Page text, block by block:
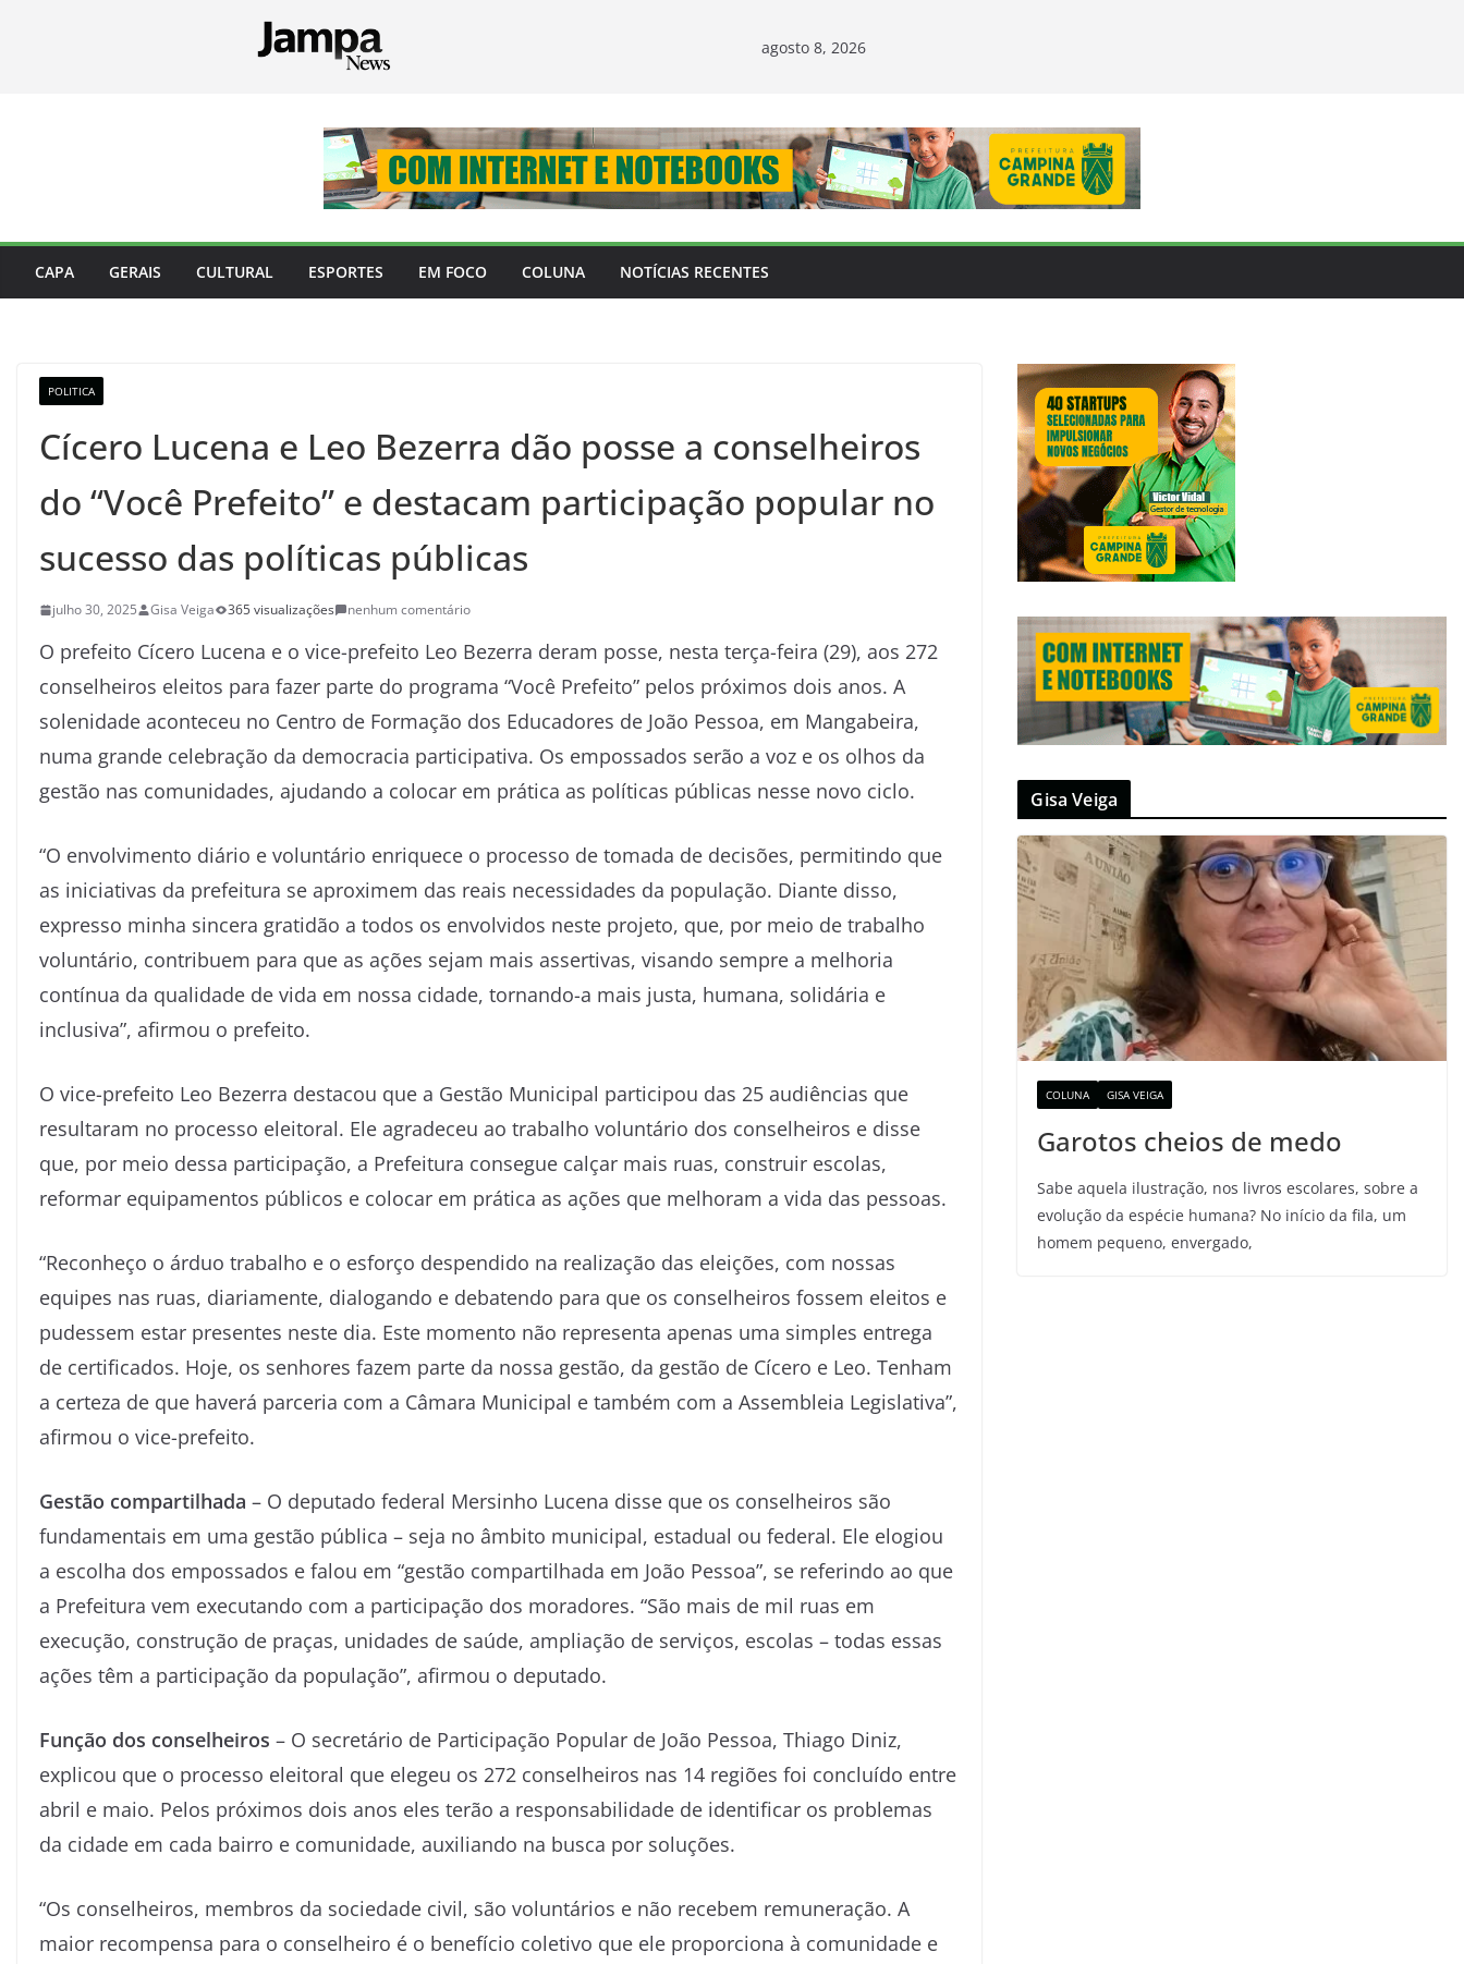
agosto 8, 2026
CAPA GERAIS CULTURAL ESPORTES EM FOCO COLUNA NOTÍCIAS RECENTES
POLITICA
Cícero Lucena e Leo Bezerra dão posse a conselheiros
do “Você Prefeito” e destacam participação popular no
sucesso das políticas públicas
julho 30, 2025 Gisa Veiga 365 visualizações nenhum comentário
O prefeito Cícero Lucena e o vice-prefeito Leo Bezerra deram posse, nesta terça-feira (29), aos 272
conselheiros eleitos para fazer parte do programa “Você Prefeito” pelos próximos dois anos. A
solenidade aconteceu no Centro de Formação dos Educadores de João Pessoa, em Mangabeira,
numa grande celebração da democracia participativa. Os empossados serão a voz e os olhos da
gestão nas comunidades, ajudando a colocar em prática as políticas públicas nesse novo ciclo.
“O envolvimento diário e voluntário enriquece o processo de tomada de decisões, permitindo que
as iniciativas da prefeitura se aproximem das reais necessidades da população. Diante disso,
expresso minha sincera gratidão a todos os envolvidos neste projeto, que, por meio de trabalho
voluntário, contribuem para que as ações sejam mais assertivas, visando sempre a melhoria
contínua da qualidade de vida em nossa cidade, tornando-a mais justa, humana, solidária e
inclusiva”, afirmou o prefeito.
O vice-prefeito Leo Bezerra destacou que a Gestão Municipal participou das 25 audiências que
resultaram no processo eleitoral. Ele agradeceu ao trabalho voluntário dos conselheiros e disse
que, por meio dessa participação, a Prefeitura consegue calçar mais ruas, construir escolas,
reformar equipamentos públicos e colocar em prática as ações que melhoram a vida das pessoas.
“Reconheço o árduo trabalho e o esforço despendido na realização das eleições, com nossas
equipes nas ruas, diariamente, dialogando e debatendo para que os conselheiros fossem eleitos e
pudessem estar presentes neste dia. Este momento não representa apenas uma simples entrega
de certificados. Hoje, os senhores fazem parte da nossa gestão, da gestão de Cícero e Leo. Tenham
a certeza de que haverá parceria com a Câmara Municipal e também com a Assembleia Legislativa”,
afirmou o vice-prefeito.
Gestão compartilhada – O deputado federal Mersinho Lucena disse que os conselheiros são
fundamentais em uma gestão pública – seja no âmbito municipal, estadual ou federal. Ele elogiou
a escolha dos empossados e falou em “gestão compartilhada em João Pessoa”, se referindo ao que
a Prefeitura vem executando com a participação dos moradores. “São mais de mil ruas em
execução, construção de praças, unidades de saúde, ampliação de serviços, escolas – todas essas
ações têm a participação da população”, afirmou o deputado.
Função dos conselheiros – O secretário de Participação Popular de João Pessoa, Thiago Diniz,
explicou que o processo eleitoral que elegeu os 272 conselheiros nas 14 regiões foi concluído entre
abril e maio. Pelos próximos dois anos eles terão a responsabilidade de identificar os problemas
da cidade em cada bairro e comunidade, auxiliando na busca por soluções.
“Os conselheiros, membros da sociedade civil, são voluntários e não recebem remuneração. A
maior recompensa para o conselheiro é o benefício coletivo que ele proporciona à comunidade e
Gisa Veiga
COLUNA GISA VEIGA
Garotos cheios de medo
Sabe aquela ilustração, nos livros escolares, sobre a
evolução da espécie humana? No início da fila, um
homem pequeno, envergado,